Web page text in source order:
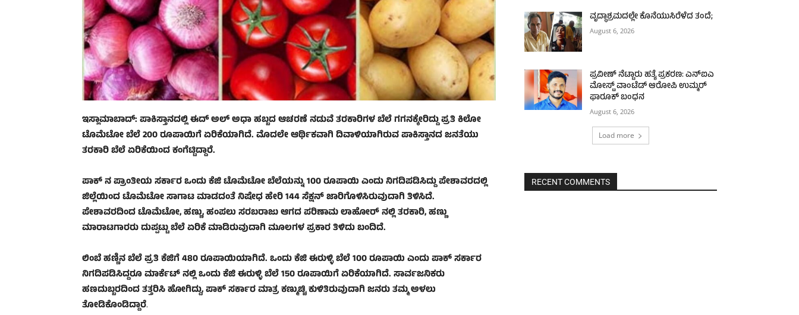
ಇಸ್ಲಾಮಾಬಾದ್:‌ ಪಾಕಿಸ್ತಾನದಲ್ಲಿ ಈದ್‌ ಅಲ್‌ ಅಧಾ ಹಬ್ಬದ ಆಚರಣೆ ನಡುವೆ ತರಕಾರಿಗಳ ಬೆಲೆ ಗಗನಕ್ಕೇರಿದ್ದು ಪ್ರತಿ ಕಿಲೋ
ಟೊಮೆಟೋ ಬೆಲೆ 200 ರೂಪಾಯಿಗೆ ಏರಿಕೆಯಾಗಿದೆ. ಮೊದಲೇ ಆರ್ಥಿಕವಾಗಿ ದಿವಾಳಿಯಾಗಿರುವ ಪಾಕಿಸ್ತಾನದ ಜನತೆಯು
ತರಕಾರಿ ಬೆಲೆ ಏರಿಕೆಯಿಂದ ಕಂಗೆಟ್ಟಿದ್ದಾರೆ.
ಪಾಕ್‌ ನ ಪ್ರಾಂತೀಯ ಸರ್ಕಾರ ಒಂದು ಕೆಜಿ ಟೊಮೆಟೋ ಬೆಲೆಯನ್ನು 100 ರೂಪಾಯಿ ಎಂದು ನಿಗದಿಪಡಿಸಿದ್ದು ಪೇಶಾವರದಲ್ಲಿ
ಜಿಲ್ಲೆಯಿಂದ ಟೊಮೆಟೋ ಸಾಗಾಟ ಮಾಡದಂತೆ ನಿಷೇಧ ಹೇರಿ 144 ಸೆಕ್ಷನ್‌ ಜಾರಿಗೊಳಿಸಿರುವುದಾಗಿ ತಿಳಿಸಿದೆ.
ಪೇಶಾವರದಿಂದ ಟೊಮೆಟೋ, ಹಣ್ಣು, ಹಂಪಲು ಸರಬರಾಜು ಆಗದ ಪರಿಣಾಮ ಲಾಹೋರ್‌ ನಲ್ಲಿ ತರಕಾರಿ, ಹಣ್ಣು
ಮಾರಾಟಗಾರರು ದುಪ್ಪಟ್ಟು ಬೆಲೆ ಏರಿಕೆ ಮಾಡಿರುವುದಾಗಿ ಮೂಲಗಳ ಪ್ರಕಾರ ತಿಳಿದು ಬಂದಿದೆ.
ಲಿಂಬೆ ಹಣ್ಣಿನ ಬೆಲೆ ಪ್ರತಿ ಕೆಜಿಗೆ 480 ರೂಪಾಯಿಯಾಗಿದೆ. ಒಂದು ಕೆಜಿ ಈರುಳ್ಳಿ ಬೆಲೆ 100 ರೂಪಾಯಿ ಎಂದು ಪಾಕ್‌ ಸರ್ಕಾರ
ನಿಗದಿಪಡಿಸಿದ್ದರೂ ಮಾರ್ಕೆಟ್‌ ನಲ್ಲಿ ಒಂದು ಕೆಜಿ ಈರುಳ್ಳಿ ಬೆಲೆ 150 ರೂಪಾಯಿಗೆ ಏರಿಕೆಯಾಗಿದೆ. ಸಾರ್ವಜನಿಕರು
ಹಣದುಬ್ಬರದಿಂದ ತತ್ತರಿಸಿ ಹೋಗಿದ್ದು, ಪಾಕ್‌ ಸರ್ಕಾರ ಮಾತ್ರ ಕಣ್ಮುಚ್ಚಿ ಕುಳಿತಿರುವುದಾಗಿ ಜನರು ತಮ್ಮ ಅಳಲು
ತೋಡಿಕೊಂಡಿದ್ದಾರೆ.
ವೃದ್ಧಾಶ್ರಮದಲ್ಲೇ ಕೊನೆಯುಸಿರೆಳೆದ ತಂದೆ;
August 6, 2026
ಪ್ರವೀಣ್ ನೆಟ್ಟಾರು ಹತ್ಯೆ ಪ್ರಕರಣ: ಎನ್‌ಐಎ
ಮೋಸ್ಟ್‌ ವಾಂಟೆಡ್‌ ಆರೋಪಿ ಉಮ್ಮರ್
ಫಾರೂಕ್ ಬಂಧನ
August 6, 2026
Load more
RECENT COMMENTS